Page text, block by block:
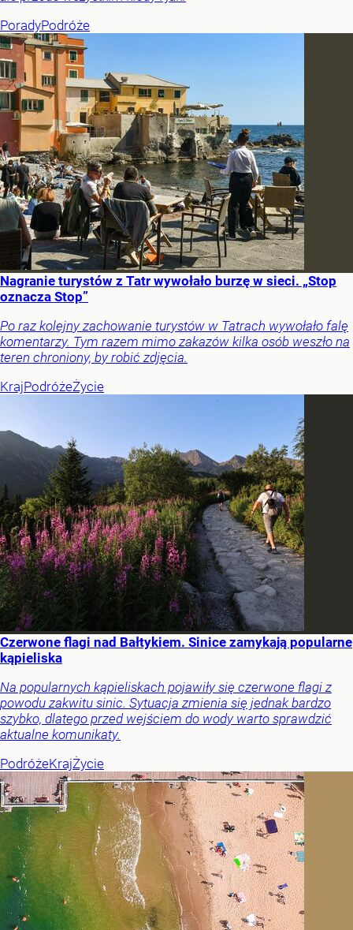
PoradyPodróże
Nagranie turystów z Tatr wywołało burzę w sieci. „Stop
oznacza Stop”
Po raz kolejny zachowanie turystów w Tatrach wywołało falę
komentarzy. Tym razem mimo zakazów kilka osób weszło na
teren chroniony, by robić zdjęcia.
KrajPodróżeŻycie
Czerwone flagi nad Bałtykiem. Sinice zamykają popularne
kąpieliska
Na popularnych kąpieliskach pojawiły się czerwone flagi z
powodu zakwitu sinic. Sytuacja zmienia się jednak bardzo
szybko, dlatego przed wejściem do wody warto sprawdzić
aktualne komunikaty.
PodróżeKrajŻycie